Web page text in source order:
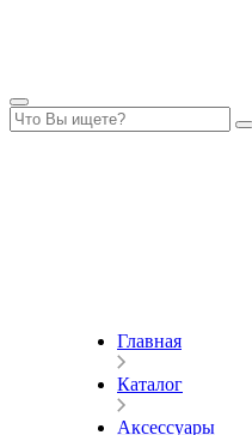
Главная
Каталог
Аксессуары